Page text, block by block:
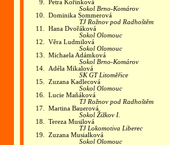
9. Petra Kořínková
Sokol Brno-Komárov
10. Dominika Sommerová
TJ Rožnov pod Radhoštěm
11. Hana Dvořáková
Sokol Olomouc
12. Věra Ludmilová
Sokol Olomouc
13. Michaela Adámková
Sokol Brno-Komárov
14. Adéla Mikalová
SK GT Litoměřice
15. Zuzana Kadlecová
Sokol Olomouc
16. Lucie Maňáková
TJ Rožnov pod Radhoštěm
17. Martina Bauerová
Sokol Žižkov I.
18. Tereza Musilová
TJ Lokomotiva Liberec
19. Zuzana Musialková
Sokol Olomouc